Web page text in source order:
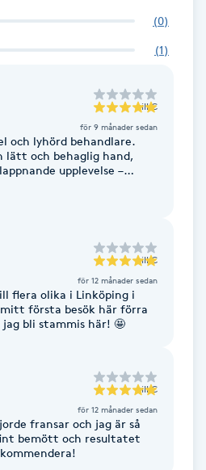
(0)
(1)
till C
för 9 månader sedan
och lyhörd behandlare.
lätt och behaglig hand,
upplevelse –
gott, och vid akuta
sitt yttersta för att
är nöjda och får högtill C
för 12 månader sedan
flera olika i Linköping i
första besök här förra
bli stammis här! 🤩
till C
för 12 månader sedan
fransar och jag är så
bemött och resultatet